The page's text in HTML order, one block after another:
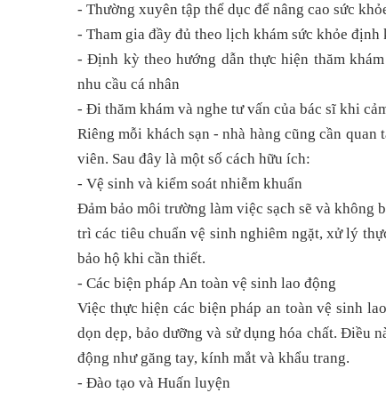
- Thường xuyên tập thể dục để nâng cao sức
- Tham gia đầy đủ theo lịch khám sức khỏe định
- Định kỳ theo hướng dẫn thực hiện thăm
nhu cầu cá nhân
- Đi thăm khám và nghe tư vấn của bác sĩ khi
Riêng mỗi khách sạn - nhà hàng cũng cần
viên. Sau đây là một số cách hữu ích:
- Vệ sinh và kiểm soát nhiễm khuẩn
Đảm bảo môi trường làm việc sạch sẽ và
trì các tiêu chuẩn vệ sinh nghiêm ngặt, xử lý
bảo hộ khi cần thiết.
- Các biện pháp An toàn vệ sinh lao động
Việc thực hiện các biện pháp an toàn vệ sinh
dọn dẹp, bảo dưỡng và sử dụng hóa chất. Điều
động như găng tay, kính mắt và khẩu trang.
- Đào tạo và Huấn luyện